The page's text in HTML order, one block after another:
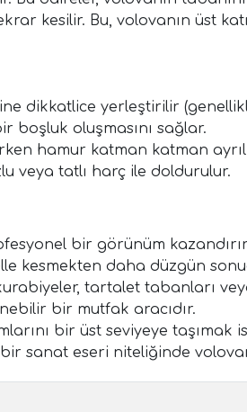
kesilir. Bu, volovanın üst
yerleştirilir (genellikle
boşluk oluşmasını sağlar.
hamur katman katman
veya tatlı harç ile doldurulur.
bir görünüm
kesmekten daha düzgün
tartalet tabanları
bir mutfak aracıdır.
bir üst seviyeye
sanat eseri niteliğinde